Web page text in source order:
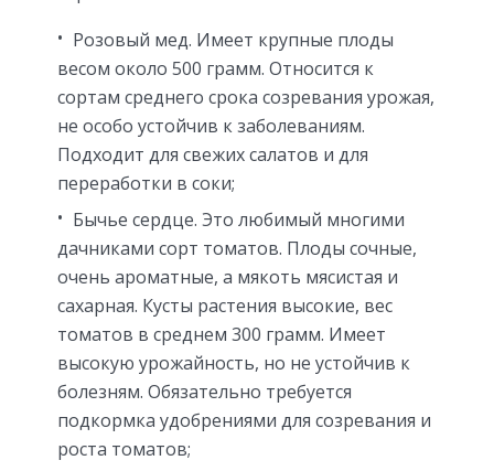
Розовый мед. Имеет крупные плоды
весом около 500 грамм. Относится к
сортам среднего срока созревания урожая,
не особо устойчив к заболеваниям.
Подходит для свежих салатов и для
переработки в соки;
Бычье сердце. Это любимый многими
дачниками сорт томатов. Плоды сочные,
очень ароматные, а мякоть мясистая и
сахарная. Кусты растения высокие, вес
томатов в среднем 300 грамм. Имеет
высокую урожайность, но не устойчив к
болезням. Обязательно требуется
подкормка удобрениями для созревания и
роста томатов;